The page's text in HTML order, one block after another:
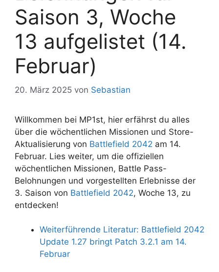
Saison 3, Woche
13 aufgelistet (14.
Februar)
20. März 2025 von Sebastian
Willkommen bei MP1st, hier erfährst du alles
über die wöchentlichen Missionen und Store-
Aktualisierung von Battlefield 2042 am 14.
Februar. Lies weiter, um die offiziellen
wöchentlichen Missionen, Battle Pass-
Belohnungen und vorgestellten Erlebnisse der
3. Saison von Battlefield 2042, Woche 13, zu
entdecken!
Weiterführende Literatur: Battlefield 2042
Update 1.27 bringt Patch 3.2.1 am 14.
Februar